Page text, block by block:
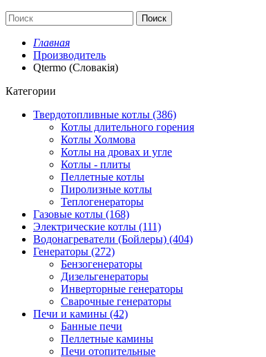
Поиск
Главная
Производитель
Qtermo (Словакія)
Категории
Твердотопливные котлы (386)
Котлы длительного горения
Котлы Холмова
Котлы на дровах и угле
Котлы - плиты
Пеллетные котлы
Пиролизные котлы
Теплогенераторы
Газовые котлы (168)
Электрические котлы (111)
Водонагреватели (Бойлеры) (404)
Генераторы (272)
Бензогенераторы
Дизельгенераторы
Инверторные генераторы
Сварочные генераторы
Печи и камины (42)
Банные печи
Пеллетные камины
Печи отопительные